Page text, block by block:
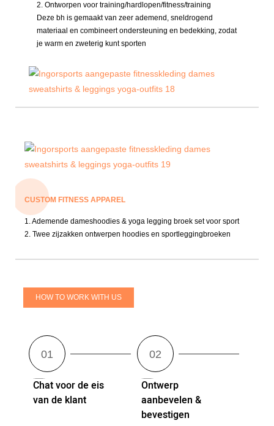
2. Ontworpen voor training/hardlopen/fitness/training
Deze bh is gemaakt van zeer ademend, sneldrogend
materiaal en combineert ondersteuning en bedekking, zodat
je warm en zweterig kunt sporten
CUSTOM FITNESS APPAREL
1. Ademende dameshoodies & yoga legging broek set voor sport
2. Twee zijzakken ontwerpen hoodies en sportleggingbroeken
HOW TO WORK WITH US
Chat voor de eis
van de klant
Ontwerp
aanbevelen &
bevestigen